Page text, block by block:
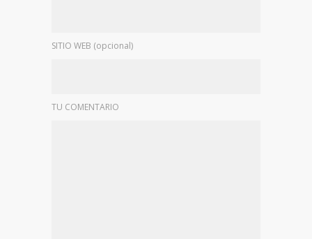
SITIO WEB (opcional)
TU COMENTARIO